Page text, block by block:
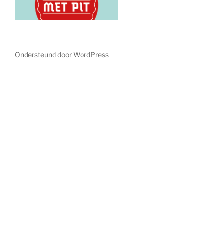
Ondersteund door WordPress